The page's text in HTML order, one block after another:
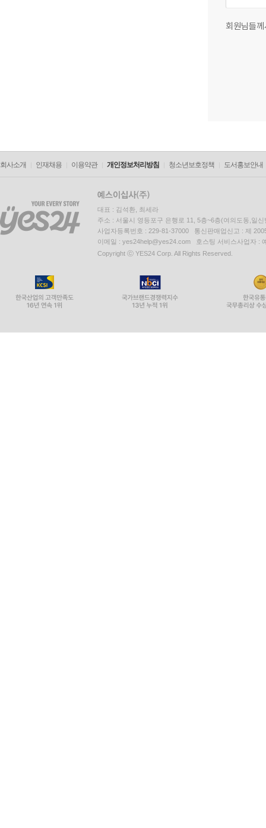
회원님들
회사소개 인재채용 이용약관 개인정보처리방침 청소년보호정책 도서홍보안내
대표 : 김석환, 최세라
주소 : 서울시 영등포구 은행로 11, 5층~6층(여의도동,일신
사업자등록번호 : 229-81-37000 통신판매업신고 : 제
이메일 : yes24help@yes24.com 호스팅 서비스사업자 :
Copyright ⓒ YES24 Corp. All Rights Reserved.